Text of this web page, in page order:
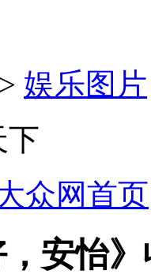
> 娱乐图片
下
众网首页
安怡